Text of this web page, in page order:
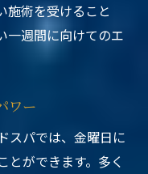
施術を受けること
一週間に向けてのエ
ワー
スパでは、金曜日に
とができます。多く